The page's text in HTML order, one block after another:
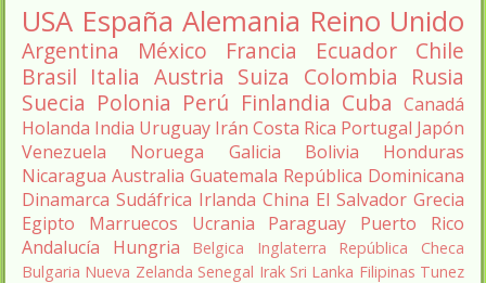
USA España Alemania Reino Unido
Argentina México Francia Ecuador
Chile
Brasil Italia Austria Suiza Colombia Rusia
Suecia Polonia Perú Finlandia Cuba Canadá
Holanda India Uruguay Irán Costa Rica Portugal Japón
Venezuela
Noruega Galicia Bolivia
Honduras
Nicaragua Australia Guatemala República Dominicana
Dinamarca Sudáfrica Irlanda China El Salvador Grecia
Egipto
Marruecos Ucrania Paraguay
Puerto Rico
Andalucía
Hungria Belgica Inglaterra
República Checa
Bulgaria Nueva Zelanda Senegal Irak Sri Lanka Filipinas Tunez